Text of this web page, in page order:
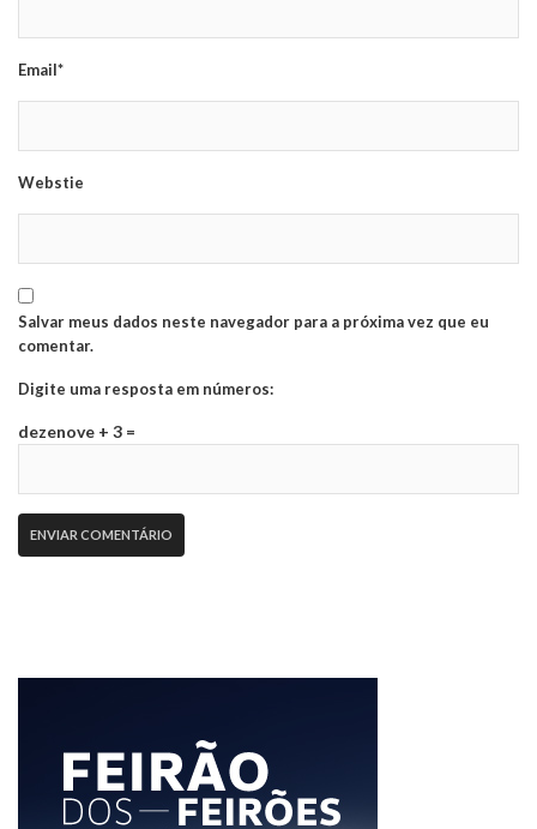
Email*
Webstie
Salvar meus dados neste navegador para a próxima vez que eu
comentar.
Digite uma resposta em números:
dezenove + 3 =